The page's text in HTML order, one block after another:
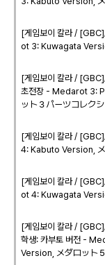
[게임보이 칼라 /
ot 3: Kuwagata
[게임보이 칼라 /
초전장 - Medarot 3:
ット３パーツコレク
[게임보이 칼라 /
4: Kabuto Version,
[게임보이 칼라 /
ot 4: Kuwagata
[게임보이 칼라 /
학생: 카부토 버전 -
Version, メダロット